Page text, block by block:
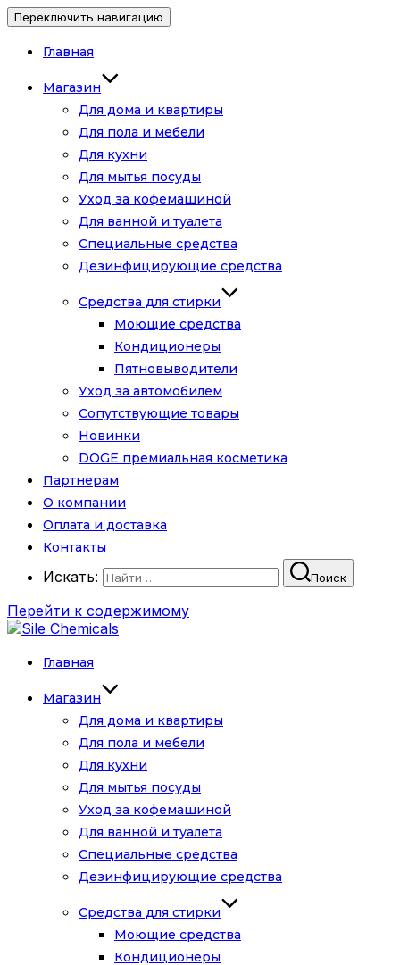
Переключить навигацию
Главная
Магазин
Для дома и квартиры
Для пола и мебели
Для кухни
Для мытья посуды
Уход за кофемашиной
Для ванной и туалета
Специальные средства
Дезинфицирующие средства
Средства для стирки
Моющие средства
Кондиционеры
Пятновыводители
Уход за автомобилем
Сопутствующие товары
Новинки
DOGE премиальная косметика
Партнерам
О компании
Оплата и доставка
Контакты
Искать: Поиск
Перейти к содержимому
Главная
Магазин
Для дома и квартиры
Для пола и мебели
Для кухни
Для мытья посуды
Уход за кофемашиной
Для ванной и туалета
Специальные средства
Дезинфицирующие средства
Средства для стирки
Моющие средства
Кондиционеры